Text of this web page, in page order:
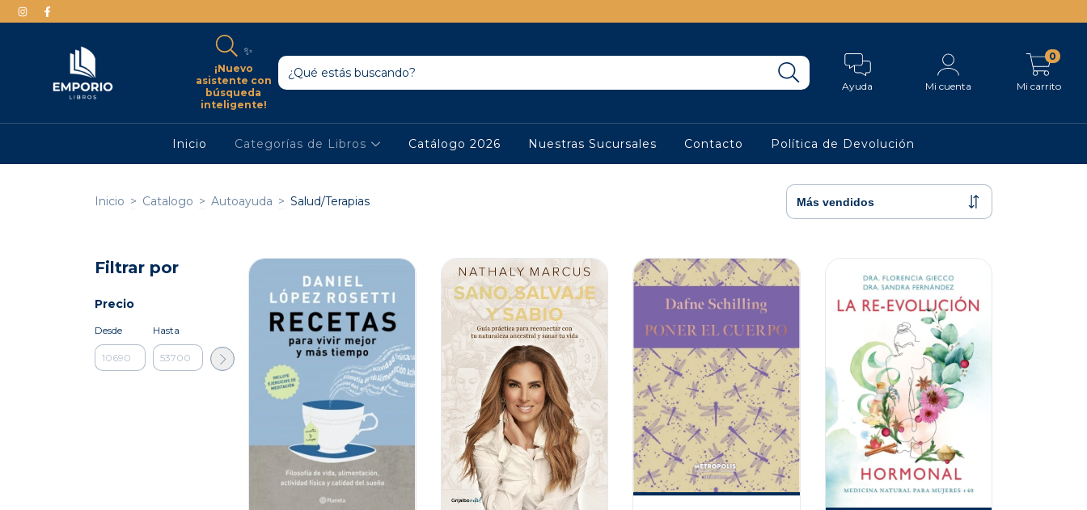
✨
¡Nuevo
asistente con
búsqueda
inteligente!
Ayuda Mi cuenta Mi carrito
0
Inicio Categorías de Libros Catálogo 2026 Nuestras Sucursales Contacto Política de Devolución
Inicio > Catalogo > Autoayuda > Salud/Terapias
Filtrar por
Precio
Desde Hasta